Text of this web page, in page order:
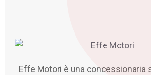
Effe Motori è una concessionaria